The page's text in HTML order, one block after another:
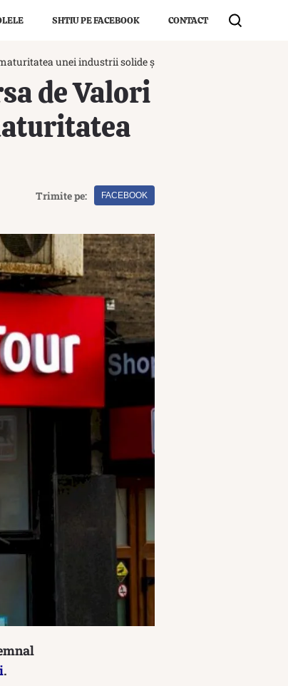
SHTIU PE FACEBOOK CONTACT
unei industrii solide și capitalizate
de Valori
Trimite pe: FACEBOOK
.